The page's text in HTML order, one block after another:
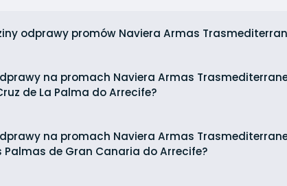
odprawy promów Naviera Armas
na promach Naviera Armas
de La Palma do Arrecife?
na promach Naviera Armas
Palmas de Gran Canaria do Arrecife?